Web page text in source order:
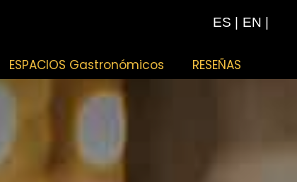
ES | EN |
ESPACIOS Gastronómicos RESEÑAS